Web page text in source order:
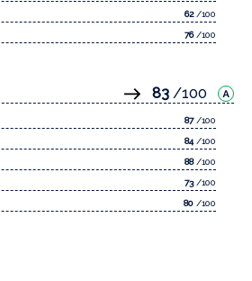
62/100
76/100
83 /100
87/100
84/100
88/100
73/100
80 /100